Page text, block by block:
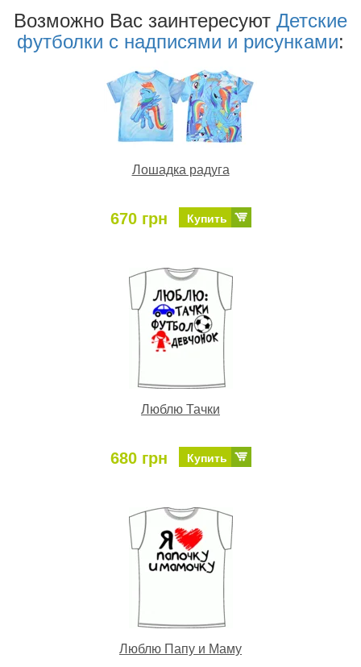
Возможно Ваc заинтересуют Детские
футболки с надписями и рисунками:
Лошадка радуга
670 грн Купить
Люблю Тачки
680 грн Купить
Люблю Папу и Маму